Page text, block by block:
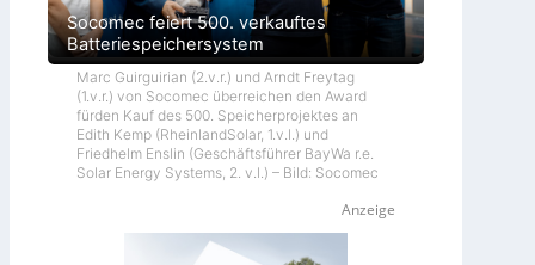
Socomec feiert 500. verkauftes
Batteriespeichersystem
Marc Guirguirian (2.v.r.) und Arndt Freytag
(1.v.r.) von Socomec überreichen den Award
fürden Kauf des 500. Speicherprojektes an
Edith Kemp (RheinlandSolar, 1.v.l.) und
Friedhelm Enslin (Geschäftsführer BayWa r.e.
Solar Energy Systems, 2. v.l.) – Bild: Socomec
Anzeige